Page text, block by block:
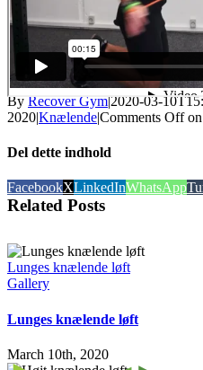
By Recover Gym|2020-03-
2020|Knælende|Comments Offon
Del dette indhold
FacebookXLinkedInWhatsApp
Related Posts
Lunges knælende løft
Gallery
Lunges knælende løft
March 10th, 2020